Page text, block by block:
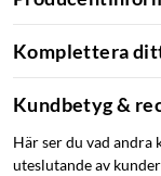
Komplettera
Kundbetyg &
Här ser du vad
uteslutande av